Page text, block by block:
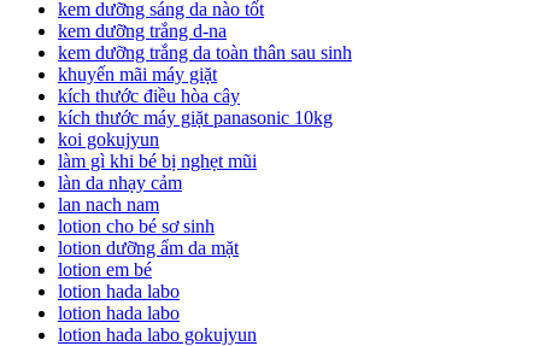
kem dưỡng sáng da nào tốt
kem dưỡng trắng d-na
kem dưỡng trắng da toàn thân sau sinh
khuyến mãi máy giặt
kích thước điều hòa cây
kích thước máy giặt panasonic 10kg
koi gokujyun
làm gì khi bé bị nghẹt mũi
làn da nhạy cảm
lan nach nam
lotion cho bé sơ sinh
lotion dưỡng ẩm da mặt
lotion em bé
lotion hada labo
lotion hada labo
lotion hada labo gokujyun